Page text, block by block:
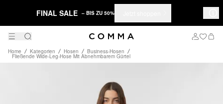
FINAL SALE – BIS ZU 50%
Home Kategorien Hosen Business-Hosen
Fließende Wide-Leg-Hose Mit Abnehmbarem Gürtel